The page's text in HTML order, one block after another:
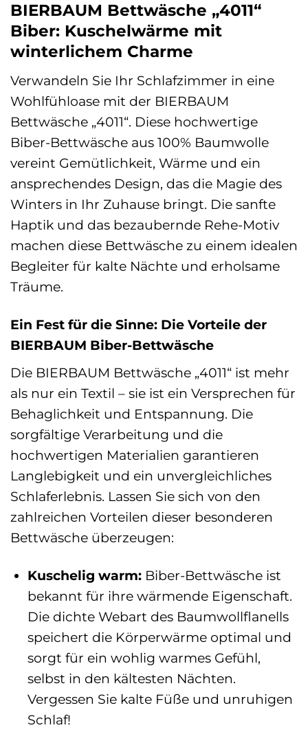
BIERBAUM Bettwäsche „4011“
Biber: Kuschelwärme mit
winterlichem Charme
Verwandeln Sie Ihr Schlafzimmer in eine
Wohlfühloase mit der BIERBAUM
Bettwäsche „4011“. Diese hochwertige
Biber-Bettwäsche aus 100% Baumwolle
vereint Gemütlichkeit, Wärme und ein
ansprechendes Design, das die Magie des
Winters in Ihr Zuhause bringt. Die sanfte
Haptik und das bezaubernde Rehe-Motiv
machen diese Bettwäsche zu einem idealen
Begleiter für kalte Nächte und erholsame
Träume.
Ein Fest für die Sinne: Die Vorteile der
BIERBAUM Biber-Bettwäsche
Die BIERBAUM Bettwäsche „4011“ ist mehr
als nur ein Textil – sie ist ein Versprechen für
Behaglichkeit und Entspannung. Die
sorgfältige Verarbeitung und die
hochwertigen Materialien garantieren
Langlebigkeit und ein unvergleichliches
Schlaferlebnis. Lassen Sie sich von den
zahlreichen Vorteilen dieser besonderen
Bettwäsche überzeugen:
Kuschelig warm: Biber-Bettwäsche ist
bekannt für ihre wärmende Eigenschaft.
Die dichte Webart des Baumwollflanells
speichert die Körperwärme optimal und
sorgt für ein wohlig warmes Gefühl,
selbst in den kältesten Nächten.
Vergessen Sie kalte Füße und unruhigen
Schlaf!